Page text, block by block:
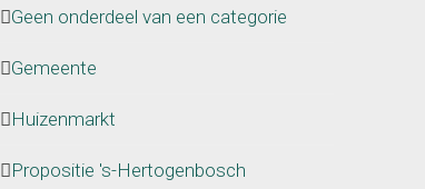
Geen onderdeel van een categorie
Gemeente
Huizenmarkt
Propositie 's-Hertogenbosch